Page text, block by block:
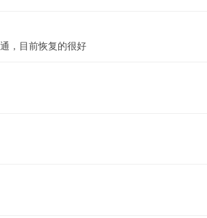
，目前恢复的很好